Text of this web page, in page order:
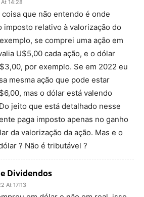
14:28
coisa que não entendo é onde
imposto relativo à valorização do
se comprei uma ação em
U$5,00 cada ação, e o dólar
por exemplo. Se em 2022 eu
mesma ação que pode estar
mas o dólar está valendo
jeito que está detalhado nesse
paga imposto apenas no ganho
da valorização da ação. Mas e o
? Não é tributável ?
Dividendos
At 17:13